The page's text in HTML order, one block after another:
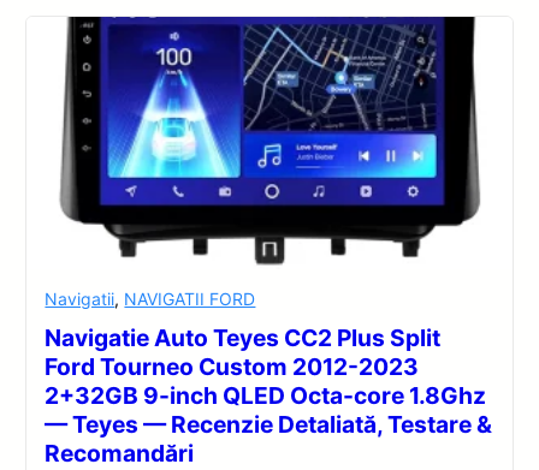
Navigatii, NAVIGATII FORD
Navigatie Auto Teyes CC2 Plus Split
Ford Tourneo Custom 2012-2023
2+32GB 9-inch QLED Octa-core 1.8Ghz
— Teyes — Recenzie Detaliată, Testare &
Recomandări